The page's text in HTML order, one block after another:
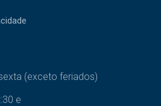
(exceto feriados)
e